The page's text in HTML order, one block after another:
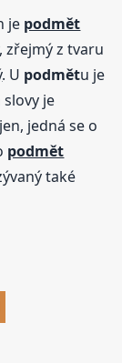
je podmět
zřejmý z tvaru
. U podmětu je
je
jedná se o
podmět
také